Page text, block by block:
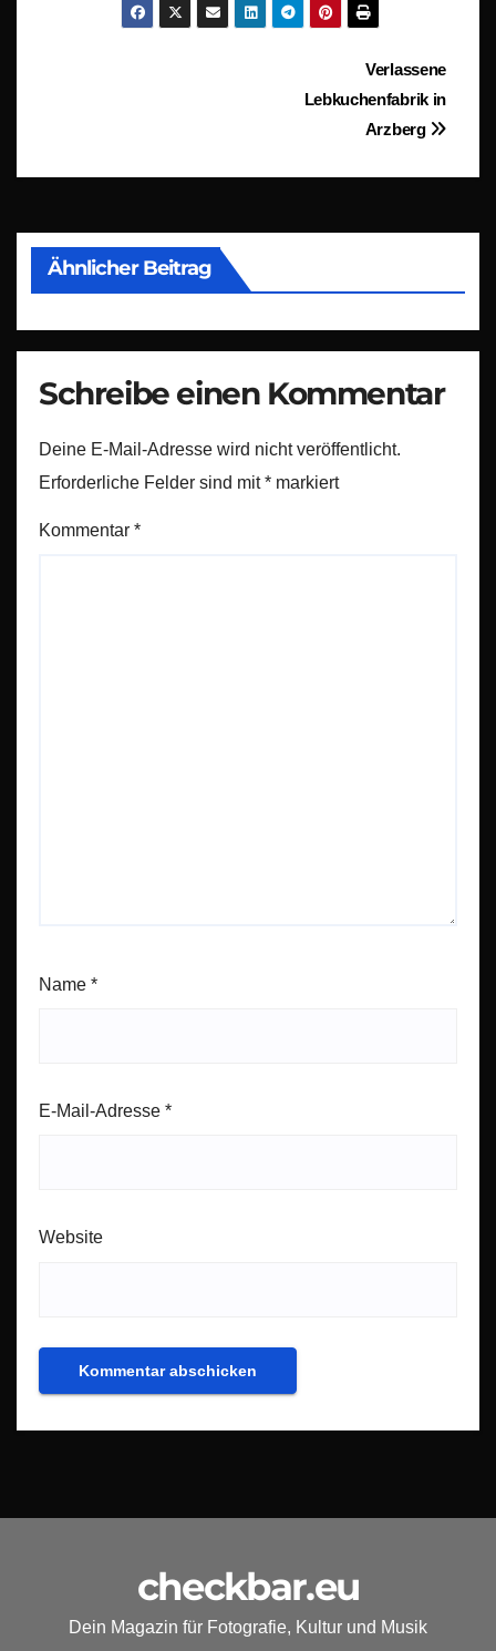
BeitragsnavigationVerlassene
Lebkuchenfabrik in
Arzberg
Ähnlicher Beitrag
Schreibe einen Kommentar
Deine E-Mail-Adresse wird nicht veröffentlicht.
Erforderliche Felder sind mit* markiert
Kommentar *
Name *
E-Mail-Adresse *
Website
checkbar.eu
Dein Magazin für Fotografie, Kultur und Musik